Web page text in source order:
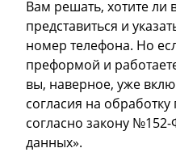
Вам решать, хотите ли
представиться и
номер телефона. Но
преформой и
вы, наверное, уже
согласия на
согласно закону
данных».